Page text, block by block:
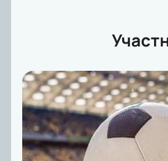
Почувствуйте атмосферу
праздника и станьте
борьбы на поле.Купить
это ваш шанс окунуться в
зарядиться энергией игры.
«Химки» — «Рубин» на
своих фаворитов в этом